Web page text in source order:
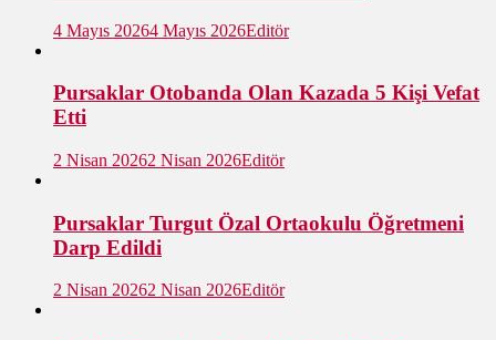
4 Mayıs 20264 Mayıs 2026Editör
Pursaklar Otobanda Olan Kazada 5 Kişi Vefat
Etti
2 Nisan 20262 Nisan 2026Editör
Pursaklar Turgut Özal Ortaokulu Öğretmeni
Darp Edildi
2 Nisan 20262 Nisan 2026Editör